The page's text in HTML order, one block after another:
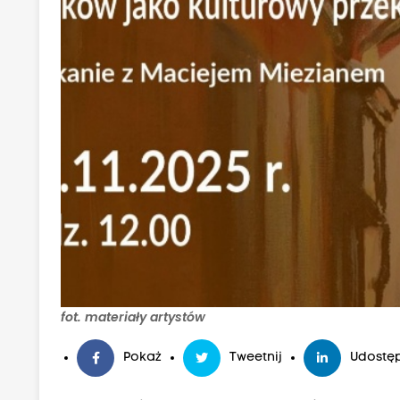
fot. materiały artystów
Pokaż Tweetnij